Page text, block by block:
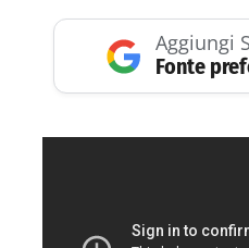
Aggiungi
Fonte